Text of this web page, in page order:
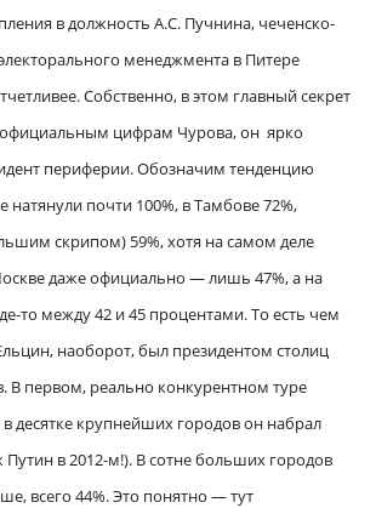
в должность А.С. Пучнина, чеченско-
менеджмента в Питере
Собственно, в этом главный секрет
цифрам Чурова, он ярко
периферии. Обозначим тенденцию
натянули почти 100%, в Тамбове 72%,
скрипом) 59%, хотя на самом деле
даже официально — лишь 47%, а на
то между 42 и 45 процентами. То есть чем
наоборот, был президентом столиц
В первом, реально конкурентном туре
десятке крупнейших городов он набрал
Путин в 2012-м!). В сотне больших городов
всего 44%. Это понятно — тут